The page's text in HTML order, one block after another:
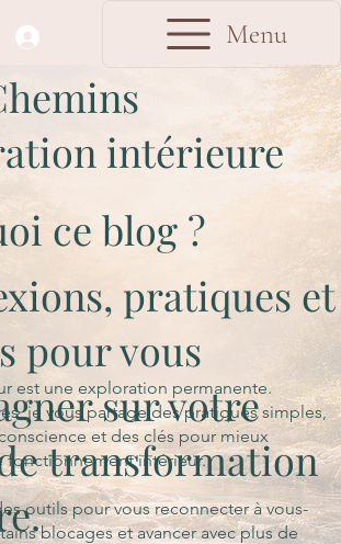
Menu
intérieure
pratiques et
pour vous
sur votre
transformation
ce blog ?
est une exploration permanente.
je vous partage des pratiques simples,
et des clés pour mieux
fonctionnement intérieur.
outils pour vous reconnecter à vous-
blocages et avancer avec plus de